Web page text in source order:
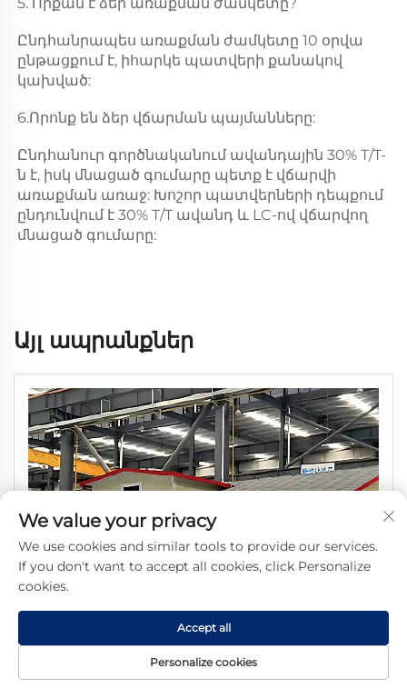
Ընդհանրապես առաքման ժամկետը 10 օրվա
ընթացքում է, իհարկե պատվերի քանակով
կախված:
6.Որոնք են ձեր վճարման պայմանները:
Ընդհանուր գործնականում ավանդային 30% T/T-
ն է, իսկ մնացած գումարը պետք է վճարվի
առաքման առաջ: Խոշոր պատվերների դեպքում
ընդունվում է 30% T/T ավանդ և LC-ով վճարվող
մնացած գումարը:
Այլ ապրանքներ
We value your privacy
We use cookies and similar tools to provide our services.
If you don't want to accept all cookies, click Personalize
cookies.
Personalize cookies
Accept all